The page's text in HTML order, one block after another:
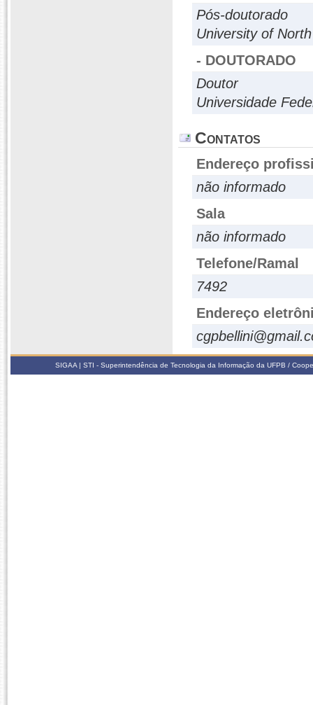
Pós-doutorado
University of
- DOUTORADO
Doutor
Universidade
Contatos
Endereço
não informado
Sala
não informado
Telefone/Ramal
7492
Endereço
SIGAA | STI - Superintendência de Tecnologia da Informação da UFPB /